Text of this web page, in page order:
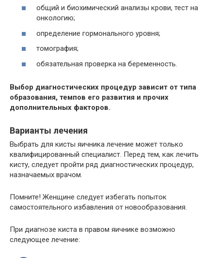
общий и биохимический анализы крови, тест на
онкологию;
определение гормонального уровня;
томография;
обязательная проверка на беременность.
Выбор диагностических процедур зависит от типа
образования, темпов его развития и прочих
дополнительных факторов.
Варианты лечения
Выбрать для кисты яичника лечение может только
квалифицированный специалист. Перед тем, как лечить
кисту, следует пройти ряд диагностических процедур,
назначаемых врачом.
Помните! Женщине следует избегать попыток
самостоятельного избавления от новообразования.
При диагнозе киста в правом яичнике возможно
следующее лечение: